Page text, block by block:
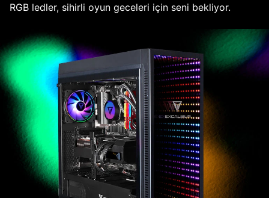
RGB ledler, sihirli oyun geceleri için seni bekliyor.